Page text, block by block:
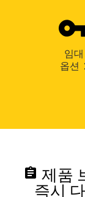
임대
옵션
assignment 제품
즉시